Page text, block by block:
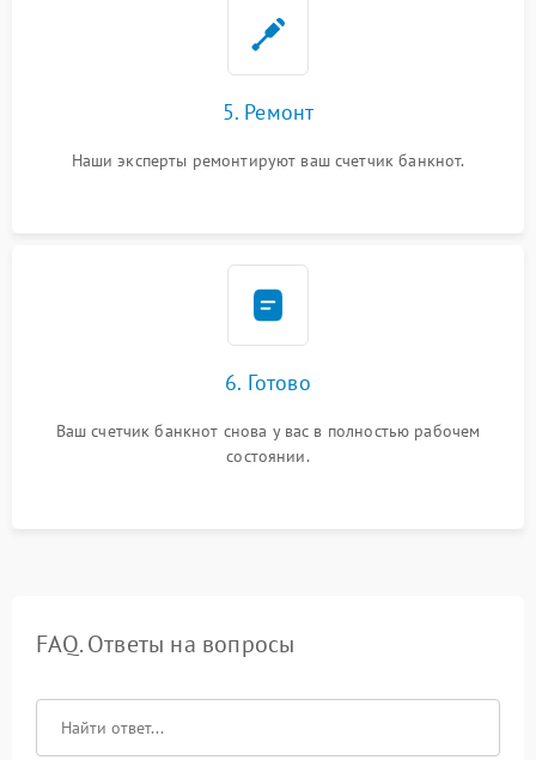
5. Ремонт
Наши эксперты ремонтируют ваш счетчик банкнот.
6. Готово
Ваш счетчик банкнот снова у вас в полностью рабочем
состоянии.
FAQ. Ответы на вопросы